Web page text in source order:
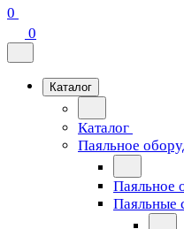
0
0
Каталог
Каталог
Паяльное
Паяльное
Паяльные